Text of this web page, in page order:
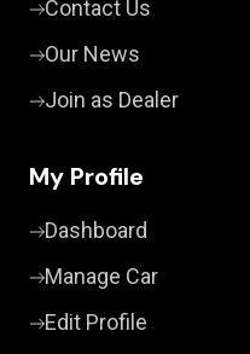
Contact Us
Our News
Join as Dealer
My Profile
Dashboard
Manage Car
Edit Profile